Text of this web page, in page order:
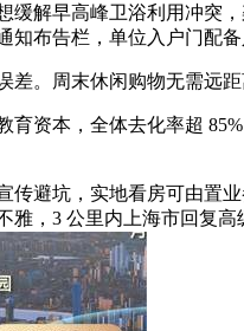
解早高峰卫浴利用冲突
布告栏，单位入户门配
周末休闲购物无需远距
资本，全体去化率超
避坑，实地看房可由置
，3 公里内上海市回复